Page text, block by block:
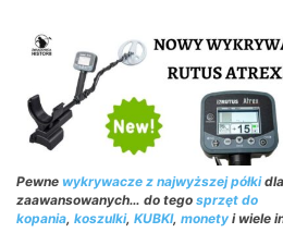
Pewne wykrywacze z najwyższej półki
zaawansowanych… do tego sprzęt do
kopania, koszulki, KUBKI, monety i wiele